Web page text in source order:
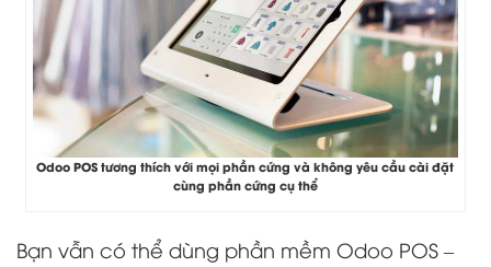
Odoo POS tương thích với mọi phần cứng và không yêu cầu cài đặt
cùng phần cứng cụ thể
Bạn vẫn có thể dùng phần mềm Odoo POS –